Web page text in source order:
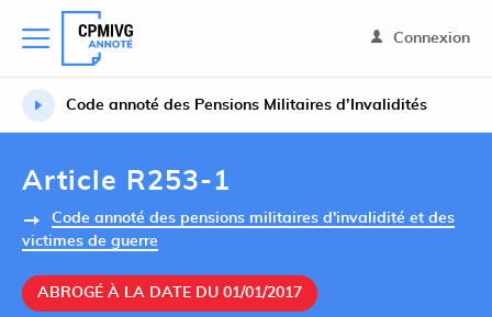
Connexion
Code annoté des Pensions Militaires d’Invalidités
Article R253-1
Code annoté des pensions militaires d'invalidité et des
victimes de guerre
ABROGÉ À LA DATE DU 01/01/2017